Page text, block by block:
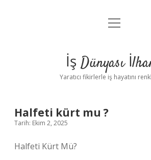
Anasayfa
Yasal Uyarı
menüyü
İş Dünyası
Yaratıcı fikirlerle iş hayatını
Halfeti kürt mu ?
Tarih: Ekim 2, 2025
Halfeti Kürt Mü?